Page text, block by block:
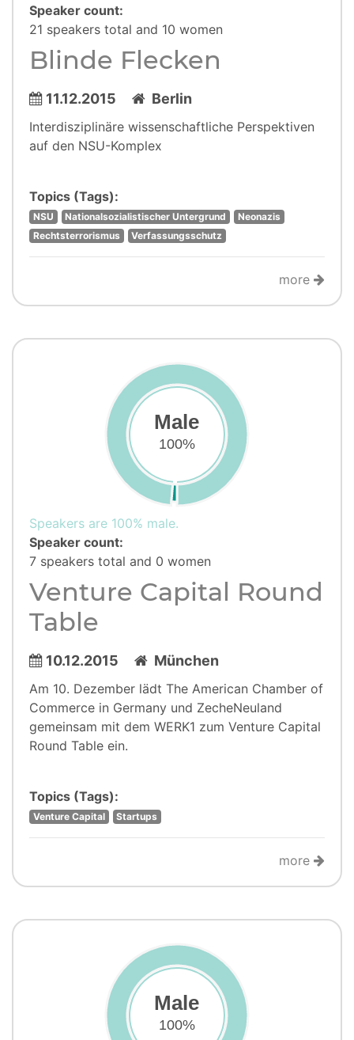
Speaker count:
21 speakers total and 10 women
Blinde Flecken
11.12.2015 Berlin
Interdisziplinäre wissenschaftliche Perspektiven
auf den NSU-Komplex
Topics (Tags):
NSU Nationalsozialistischer Untergrund
Neonazis
Rechtsterrorismus
Verfassungsschutz
more
Male
100%
Speakers are 100% male.
Speaker count:
7 speakers total and 0 women
Venture Capital Round
Table
10.12.2015 München
Am 10. Dezember lädt The American Chamber of
Commerce in Germany und ZecheNeuland
gemeinsam mit dem WERK1 zum Venture Capital
Round Table ein.
Topics (Tags):
Venture Capital Startups
more
Male
100%